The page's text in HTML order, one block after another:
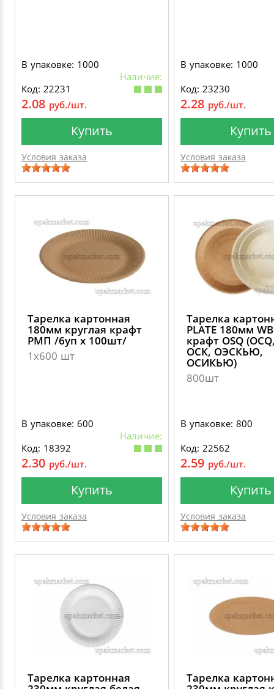
В упаковке: 1000
Наличие:
Код: 22231
2.08 руб./шт.
Купить
Условия заказа
В упаковке: 1000
Код: 23230
2.28 руб./шт.
Купить
Условия заказа
Тарелка картонная
180мм круглая крафт
РМП /6уп х 100шт/
1х600 шт
В упаковке: 600
Наличие:
Код: 18392
2.30 руб./шт.
Купить
Условия заказа
Тарелка
PLATE 180мм
крафт OSQ
ОСК, ОЭСКЬЮ,
ОСИКЬЮ)
800шт
В упаковке: 800
Код: 22562
2.59 руб./шт.
Купить
Условия заказа
Тарелка картонная Тарелка